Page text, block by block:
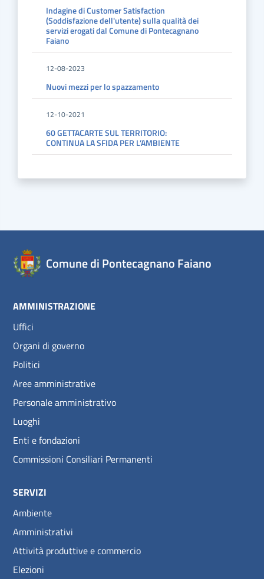
Indagine di Customer Satisfaction
(Soddisfazione dell'utente) sulla qualità dei
servizi erogati dal Comune di Pontecagnano
Faiano
12-08-2023
Nuovi mezzi per lo spazzamento
12-10-2021
60 GETTACARTE SUL TERRITORIO:
CONTINUA LA SFIDA PER L’AMBIENTE
Comune di Pontecagnano Faiano
AMMINISTRAZIONE
Uffici
Organi di governo
Politici
Aree amministrative
Personale amministrativo
Luoghi
Enti e fondazioni
Commissioni Consiliari Permanenti
SERVIZI
Ambiente
Amministrativi
Attività produttive e commercio
Elezioni